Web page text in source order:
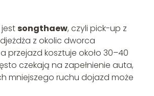
songthaew, czyli pick-up z
z okolic dworca
przejazd kosztuje około 30–40
czekają na zapełnienie auta,
mniejszego ruchu dojazd może